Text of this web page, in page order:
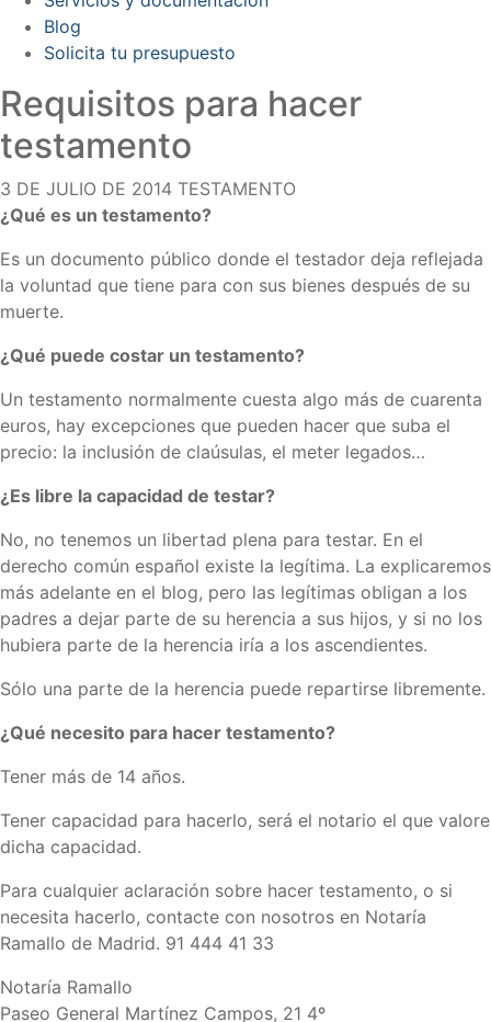
Blog
Solicita tu presupuesto
Requisitos para hacer
testamento
3 DE JULIO DE 2014 TESTAMENTO
¿Qué es un testamento?
Es un documento público donde el testador deja reflejada
la voluntad que tiene para con sus bienes después de su
muerte.
¿Qué puede costar un testamento?
Un testamento normalmente cuesta algo más de cuarenta
euros, hay excepciones que pueden hacer que suba el
precio: la inclusión de claúsulas, el meter legados…
¿Es libre la capacidad de testar?
No, no tenemos un libertad plena para testar. En el
derecho común español existe la legítima. La explicaremos
más adelante en el blog, pero las legítimas obligan a los
padres a dejar parte de su herencia a sus hijos, y si no los
hubiera parte de la herencia iría a los ascendientes.
Sólo una parte de la herencia puede repartirse libremente.
¿Qué necesito para hacer testamento?
Tener más de 14 años.
Tener capacidad para hacerlo, será el notario el que valore
dicha capacidad.
Para cualquier aclaración sobre hacer testamento, o si
necesita hacerlo, contacte con nosotros en Notaría
Ramallo de Madrid. 91 444 41 33
Notaría Ramallo
Paseo General Martínez Campos, 21 4º